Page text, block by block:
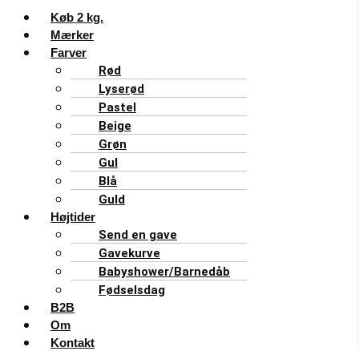
Køb 2 kg.
Mærker
Farver
Rød
Lyserød
Pastel
Beige
Grøn
Gul
Blå
Guld
Højtider
Send en gave
Gavekurve
Babyshower/Barnedåb
Fødselsdag
B2B
Om
Kontakt